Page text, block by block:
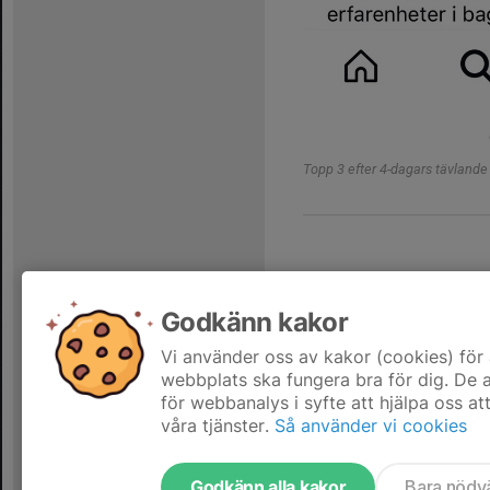
Topp 3 efter 4-dagars tävlande
10 jun 2025
Godkänn kakor
Vi använder oss av kakor (cookies)
webbplats ska fungera bra för dig. De
för webbanalys i syfte att hjälpa oss
våra tjänster. Så använder vi cookies